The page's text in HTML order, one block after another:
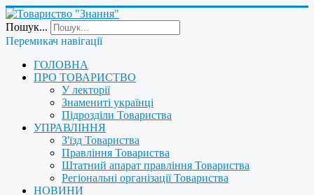
Пошук...
Перемикач навігації
ГОЛОВНА
ПРО ТОВАРИСТВО
У лекторії
Знамениті українці
Підрозділи Товариства
УПРАВЛІННЯ
З'їзд Товариства
Правління Товариства
Штатний апарат правління Товариства
Регіональні організації Товариства
НОВИНИ